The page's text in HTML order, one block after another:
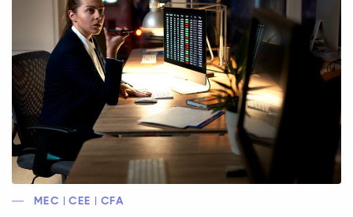
MEC | CEE | CFA